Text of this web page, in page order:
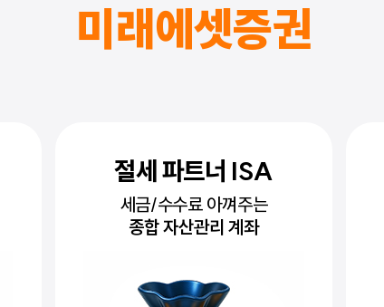
미래에셋증권
공모주 청약
일정 확인하고
미리 준비